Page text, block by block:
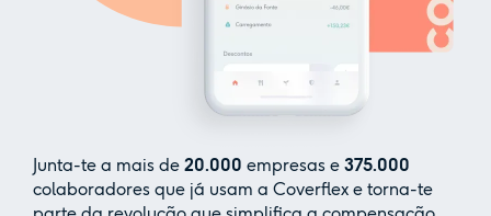
Junta-te a mais de 20.000 empresas e 375.000
colaboradores que já usam a Coverflex e torna-te